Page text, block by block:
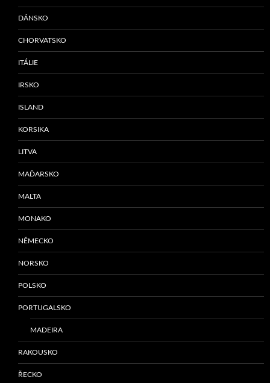
DÁNSKO
CHORVATSKO
ITÁLIE
IRSKO
ISLAND
KORSIKA
LITVA
MAĎARSKO
MALTA
MONAKO
NĚMECKO
NORSKO
POLSKO
PORTUGALSKO
MADEIRA
RAKOUSKO
ŘECKO